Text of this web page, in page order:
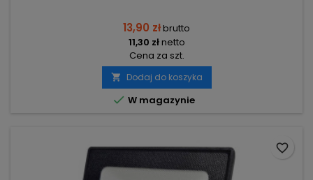
13,90 złbrutto
11,30 złnetto
Cena za szt.
 Dodaj do koszyka
 W magazynie
favorite_border